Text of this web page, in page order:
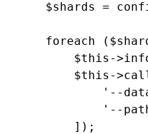
$shards =
foreach
$this-
$this-
'--
'--
        ]);